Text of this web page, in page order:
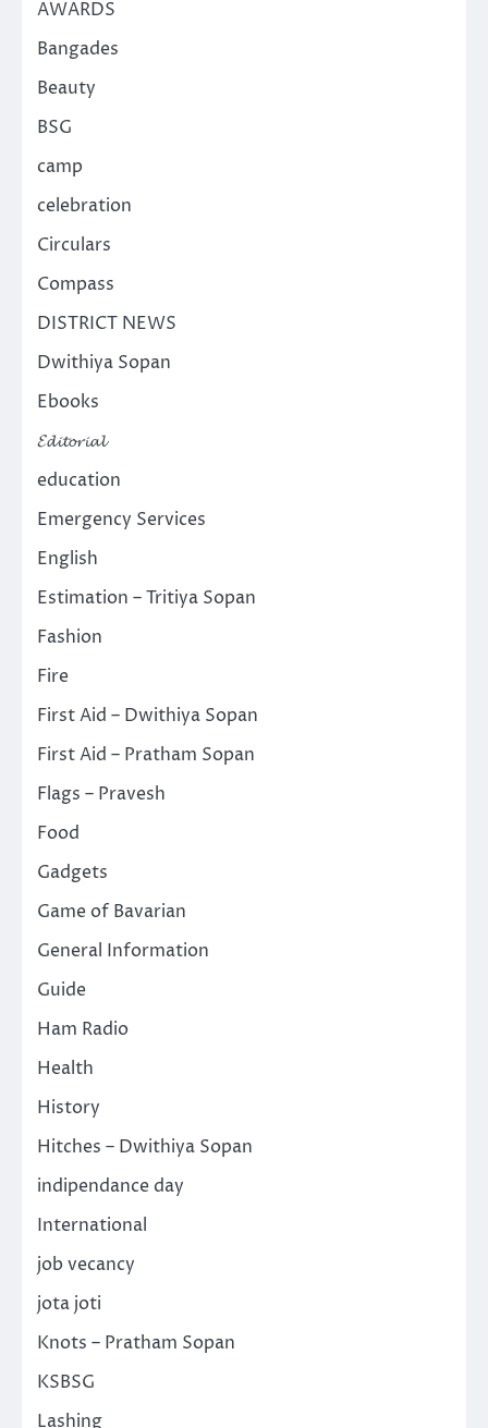
AWARDS
Bangades
Beauty
BSG
camp
celebration
Circulars
Compass
DISTRICT NEWS
Dwithiya Sopan
Ebooks
𝓔𝓭𝓲𝓽𝓸𝓻𝓲𝓪𝓵
education
Emergency Services
English
Estimation – Tritiya Sopan
Fashion
Fire
First Aid – Dwithiya Sopan
First Aid – Pratham Sopan
Flags – Pravesh
Food
Gadgets
Game of Bavarian
General Information
Guide
Ham Radio
Health
History
Hitches – Dwithiya Sopan
indipendance day
International
job vecancy
jota joti
Knots – Pratham Sopan
KSBSG
Lashing